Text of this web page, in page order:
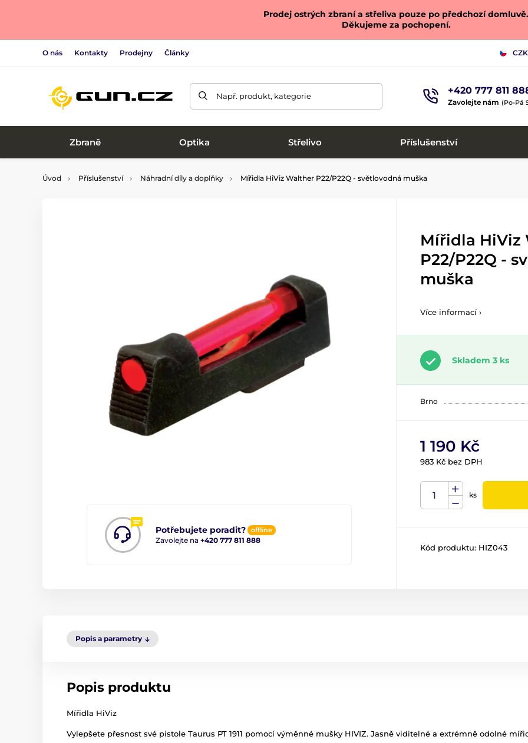
Prodej ostrých zbraní a střeliva pouze po předchozí domluvě.
Děkujeme za pochopení.
O nás Kontakty Prodejny Články CZK
Např. produkt, kategorie +420 777 811
Zavolejte nám (Po-Pá
Zbraně Optika Střelivo Příslušenství
Úvod Příslušenství Náhradní díly a doplňky Mířidla HiViz Walther P22/P22Q - světlovodná muška
Potřebujete poradit? offline
Zavolejte na +420 777 811 888
Mířidla HiViz
P22/P22Q -
muška
Více informací ›
Skladem 3 ks
Brno
1 190 Kč
983 Kč bez DPH
ks
Kód produktu: HIZ043
Popis a parametry
Popis produktu
Mířidla HiViz
Vylepšete přesnost své pistole Taurus PT 1911 pomocí výměnné mušky HIVIZ. Jasně viditelné a extrémně odolné